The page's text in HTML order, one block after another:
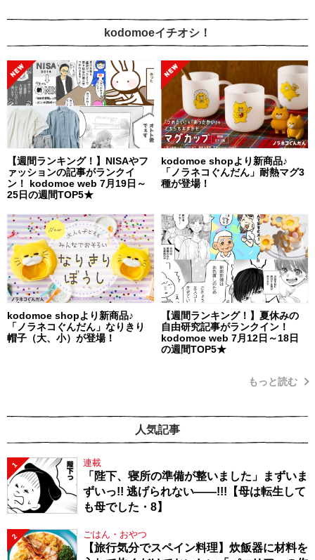
kodomoeイチオシ！
【週間ランキング！】NISAやフ
ァッションの記事がランクイ
ン！ kodomoe web 7月19日～
25日の週間TOP5★
kodomoe shopより新商品♪
「ノラネコぐんだん」耐熱マグ3
種が登場！
kodomoe shopより新商品♪
「ノラネコぐんだん」なりきり
帽子（大、小）が登場！
【週間ランキング！】夏休みの
自由研究記事がランクイン！
kodomoe web 7月12日～18日
の週間TOP5★
もっと読む
人気記事
1 連載
「陛下、寝所の準備が整いました」まずいま
ずいっ!! 逃げられない――!!!【母は転生して
も母でした・8】
2 ごはん・おやつ
【旅行気分でスペイン料理】炊飯器に材料を